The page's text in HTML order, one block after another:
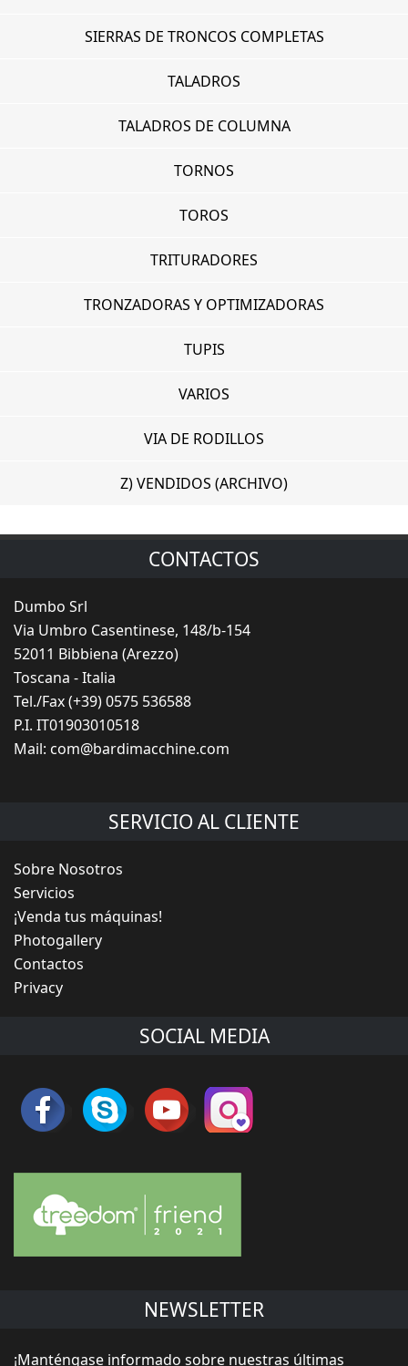
SIERRAS DE TRONCOS COMPLETAS
TALADROS
TALADROS DE COLUMNA
TORNOS
TOROS
TRITURADORES
TRONZADORAS Y OPTIMIZADORAS
TUPIS
VARIOS
VIA DE RODILLOS
Z) VENDIDOS (ARCHIVO)
CONTACTOS
Dumbo Srl
Via Umbro Casentinese, 148/b-154
52011 Bibbiena (Arezzo)
Toscana - Italia
Tel./Fax (+39) 0575 536588
P.I. IT01903010518
Mail: com@bardimacchine.com
SERVICIO AL CLIENTE
Sobre Nosotros
Servicios
¡Venda tus máquinas!
Photogallery
Contactos
Privacy
SOCIAL MEDIA
NEWSLETTER
¡Manténgase informado sobre nuestras últimas